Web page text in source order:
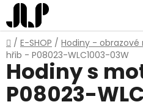
Přejít
na
obsah
Domů
/ E-SHOP / Hodiny -
hřib - P08023-WLC1003-03W
Hodiny s
P08023-